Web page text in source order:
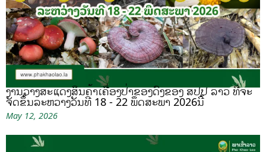
ງານວາງສະແດງສິນຄ້າເຄື່ອງປ່າຂອງດົງຂອງ ສປປ ລາວ ທີ່ຈະ
ຈັດຂຶ້ນລະຫວ່າງວັນທີ 18 - 22 ພຶດສະພາ 2026ນີ້
May 12, 2026